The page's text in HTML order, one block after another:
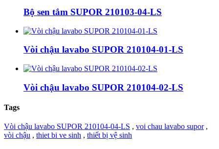
Bộ sen tắm SUPOR 210103-04-LS
Vòi chậu lavabo SUPOR 210104-01-LS
Vòi chậu lavabo SUPOR 210104-02-LS
Tags
Vòi chậu lavabo SUPOR 210104-04-LS , voi chau lavabo supor,
vòi chậu , thiet bi ve sinh , thiết bị vệ sinh